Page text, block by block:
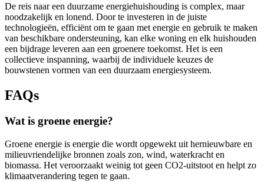
De reis naar een duurzame energiehuishouding is complex, maar
noodzakelijk en lonend. Door te investeren in de juiste
technologieën, efficiënt om te gaan met energie en gebruik te maken
van beschikbare ondersteuning, kan elke woning en elk huishouden
een bijdrage leveren aan een groenere toekomst. Het is een
collectieve inspanning, waarbij de individuele keuzes de
bouwstenen vormen van een duurzaam energiesysteem.
FAQs
Wat is groene energie?
Groene energie is energie die wordt opgewekt uit hernieuwbare en
milieuvriendelijke bronnen zoals zon, wind, waterkracht en
biomassa. Het veroorzaakt weinig tot geen CO2-uitstoot en helpt zo
klimaatverandering tegen te gaan.